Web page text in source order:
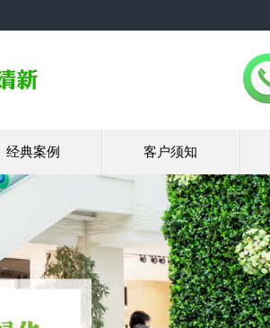
经典案例 客户须知